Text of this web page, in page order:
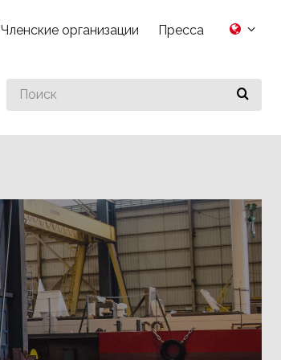
Search
for
Членские организации Пресса